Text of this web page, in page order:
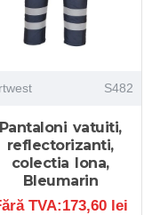
S482
Pantaloni vatuiti,
reflectorizanti,
colectia Iona,
Bleumarin
TVA:173,60 lei